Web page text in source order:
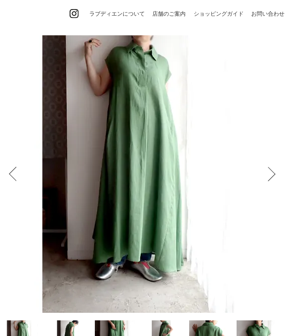
ラブディエンについて 店舗のご案内 ショッピングガイド お問い合わせ